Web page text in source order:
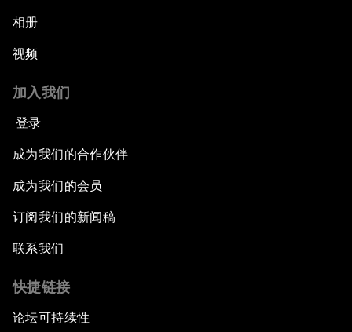
相册
视频
加入我们
登录
成为我们的合作伙伴
成为我们的会员
订阅我们的新闻稿
联系我们
快捷链接
论坛可持续性